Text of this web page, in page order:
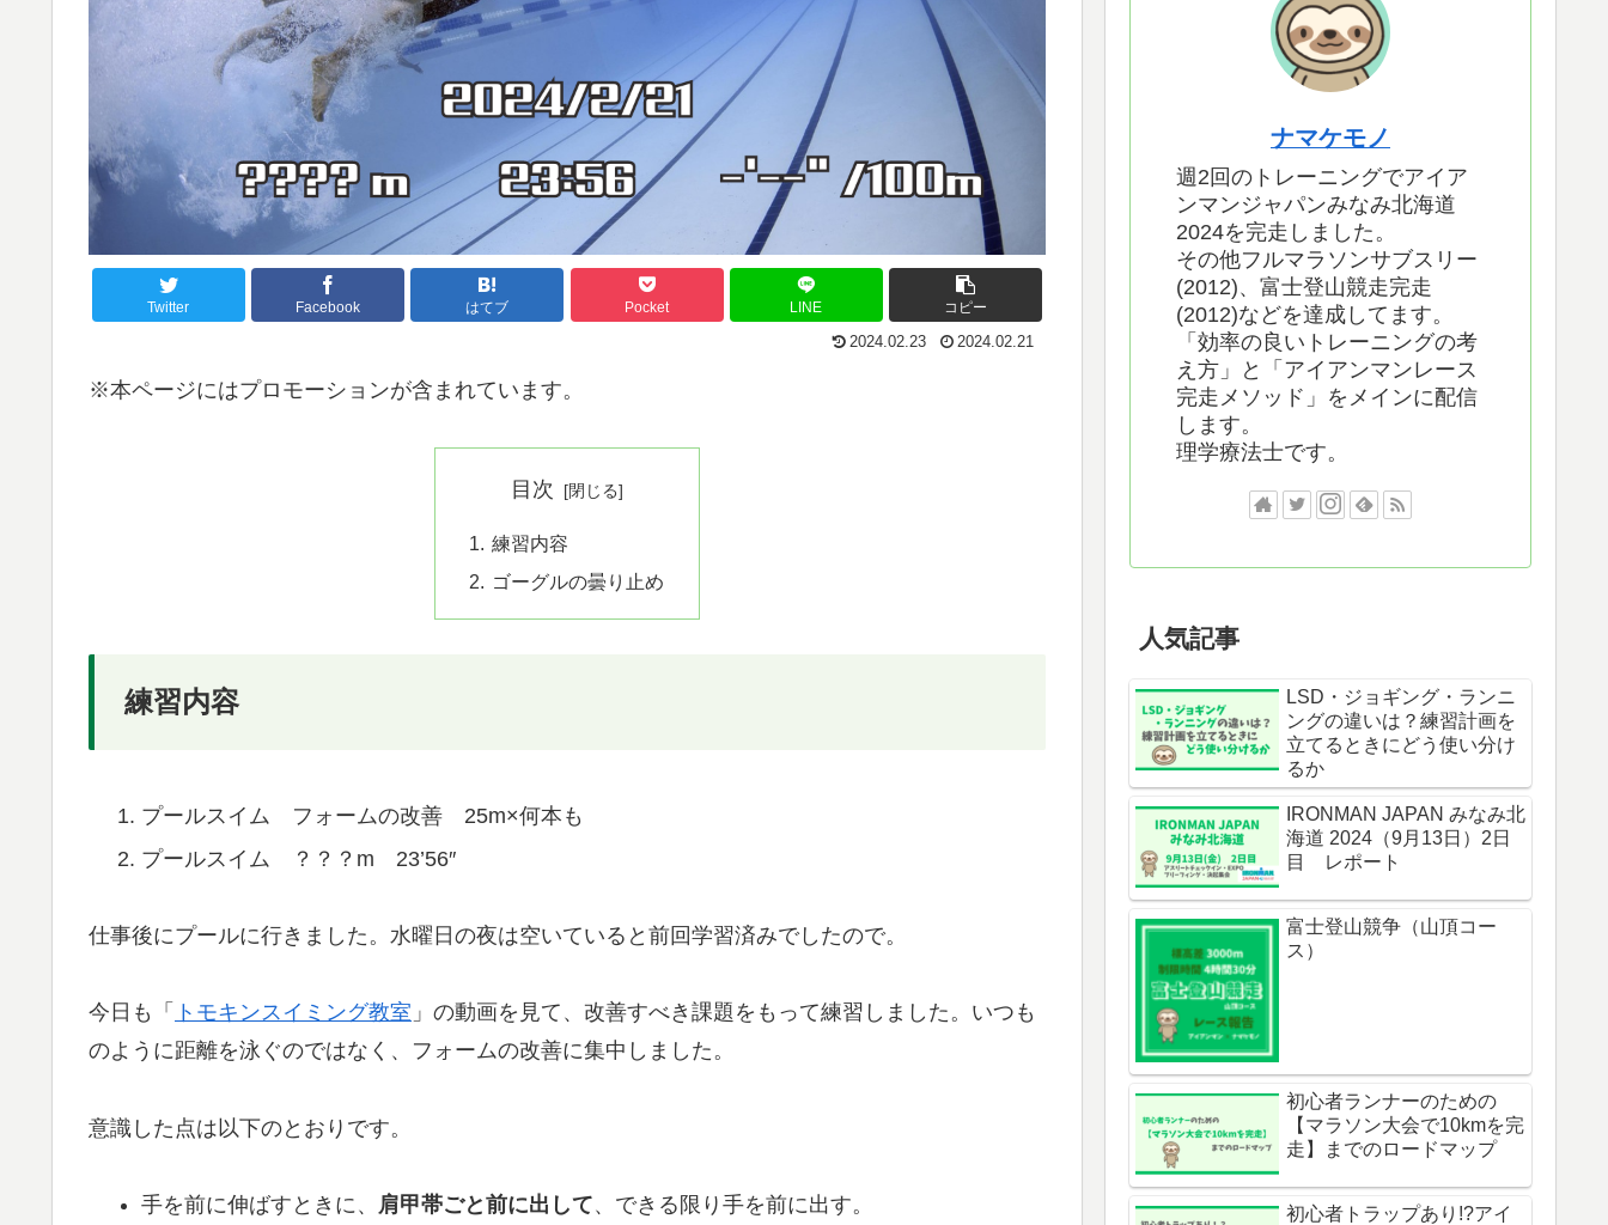
Twitter Facebook はてブ Pocket LINE コピー
2024.02.23 2024.02.21
※本ページにはプロモーションが含まれています。
目次
練習内容
ゴーグルの曇り止め
練習内容
プールスイム フォームの改善 25m×何本も
プールスイム ？？？m 23’56″
仕事後にプールに行きました。水曜日の夜は空いていると前回学習済みでしたので。
今日も「 トモキンスイミング教室 」の動画を見て、改善すべき課題をもって練習しました。いつも
のように距離を泳ぐのではなく、フォームの改善に集中しました。
意識した点は以下のとおりです。
手を前に伸ばすときに、 肩甲帯ごと前に出して、できる限り手を前に出す。
ナマケモノ
週2回のトレーニングでアイア
ンマンジャパンみなみ北海道
2024を完走しました。
その他フルマラソンサブスリー
(2012)、富士登山競走完走
(2012)などを達成してます。
「効率の良いトレーニングの考
え方」と「アイアンマンレース
完走メソッド」をメインに配信
します。
理学療法士です。
人気記事
LSD・ジョギング・ランニ
ングの違いは？練習計画を
立てるときにどう使い分け
るか
IRONMAN JAPAN みなみ北
海道 2024（9月13日）2日
目 レポート
富士登山競争（山頂コー
ス）
初心者ランナーのための
【マラソン大会で10kmを完
走】までのロードマップ
初心者トラップあり!?アイ